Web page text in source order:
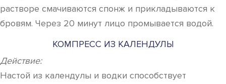
растворе смачиваются спонж и прикладываются к
бровям. Через 20 минут лицо промывается водой.
КОМПРЕСС ИЗ КАЛЕНДУЛЫ
Действие:
Настой из календулы и водки способствует